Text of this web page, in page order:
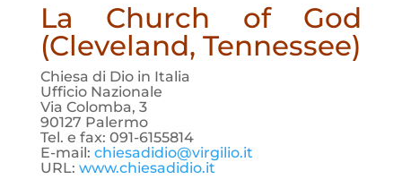
La Church of God
(Cleveland, Tennessee)
Chiesa di Dio in Italia
Ufficio Nazionale
Via Colomba, 3
90127 Palermo
Tel. e fax: 091-6155814
E-mail: chiesadidio@virgilio.it
URL: www.chiesadidio.it